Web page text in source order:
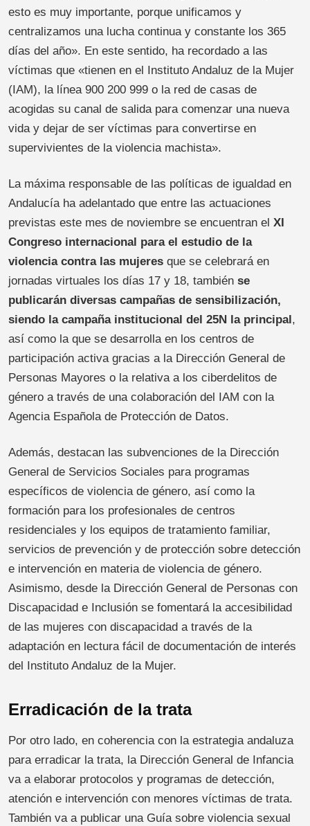
esto es muy importante, porque unificamos y
centralizamos una lucha continua y constante los 365
días del año». En este sentido, ha recordado a las
víctimas que «tienen en el Instituto Andaluz de la Mujer
(IAM), la línea 900 200 999 o la red de casas de
acogidas su canal de salida para comenzar una nueva
vida y dejar de ser víctimas para convertirse en
supervivientes de la violencia machista».
La máxima responsable de las políticas de igualdad en
Andalucía ha adelantado que entre las actuaciones
previstas este mes de noviembre se encuentran el XI
Congreso internacional para el estudio de la
violencia contra las mujeres que se celebrará en
jornadas virtuales los días 17 y 18, también se
publicarán diversas campañas de sensibilización,
siendo la campaña institucional del 25N la principal,
así como la que se desarrolla en los centros de
participación activa gracias a la Dirección General de
Personas Mayores o la relativa a los ciberdelitos de
género a través de una colaboración del IAM con la
Agencia Española de Protección de Datos.
Además, destacan las subvenciones de la Dirección
General de Servicios Sociales para programas
específicos de violencia de género, así como la
formación para los profesionales de centros
residenciales y los equipos de tratamiento familiar,
servicios de prevención y de protección sobre detección
e intervención en materia de violencia de género.
Asimismo, desde la Dirección General de Personas con
Discapacidad e Inclusión se fomentará la accesibilidad
de las mujeres con discapacidad a través de la
adaptación en lectura fácil de documentación de interés
del Instituto Andaluz de la Mujer.
Erradicación de la trata
Por otro lado, en coherencia con la estrategia andaluza
para erradicar la trata, la Dirección General de Infancia
va a elaborar protocolos y programas de detección,
atención e intervención con menores víctimas de trata.
También va a publicar una Guía sobre violencia sexual